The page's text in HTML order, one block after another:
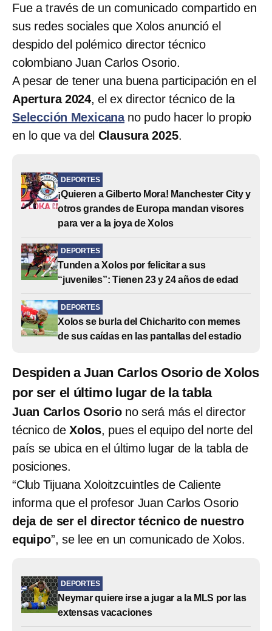
Fue a través de un comunicado compartido en
sus redes sociales que Xolos anunció el
despido del polémico director técnico
colombiano Juan Carlos Osorio.
A pesar de tener una buena participación en el
Apertura 2024, el ex director técnico de la
Selección Mexicanano pudo hacer lo propio
en lo que va del Clausura 2025.
DEPORTES
¡Quieren a Gilberto Mora! Manchester City y
otros grandes de Europa mandan visores
para ver a la joya de Xolos
DEPORTES
Tunden a Xolos por felicitar a sus
“juveniles”: Tienen 23 y 24 años de edad
DEPORTES
Xolos se burla del Chicharito con memes
de sus caídas en las pantallas del estadio
Despiden a Juan Carlos Osorio de Xolos
por ser el último lugar de la tabla
Juan Carlos Osoriono será más el director
técnico deXolos, pues el equipo del norte del
país se ubica en el último lugar de la tabla de
posiciones.
“Club Tijuana Xoloitzcuintles de Caliente
informa que el profesor Juan Carlos Osorio
deja de ser el director técnico de nuestro
equipo”, se lee en un comunicado de Xolos.
DEPORTES
Neymar quiere irse a jugar a la MLS por las
extensas vacaciones